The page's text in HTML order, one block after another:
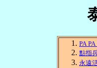
PA
點指
永遠